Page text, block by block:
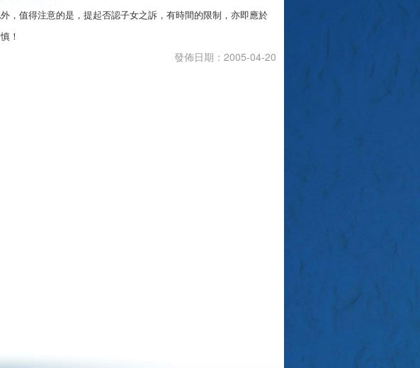
，值得注意的是，提起否認子女之訴，有時間的限制，亦即應於
！
發佈日期：2005-04-20